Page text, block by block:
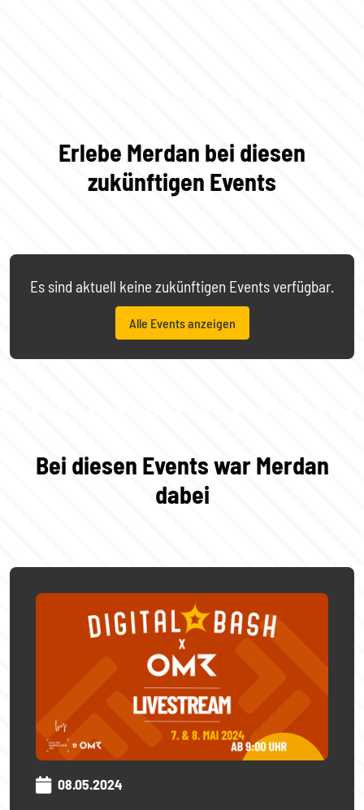
Erlebe Merdan bei diesen
zukünftigen Events
Es sind aktuell keine zukünftigen Events verfügbar.
Alle Events anzeigen
Bei diesen Events war Merdan
dabei
08.05.2024